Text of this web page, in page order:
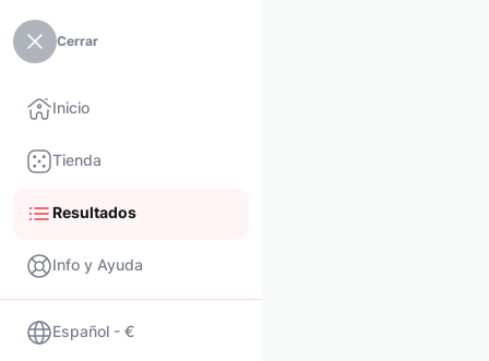
Cerrar
Inicio
Tienda
Resultados
Info y Ayuda
Español - €